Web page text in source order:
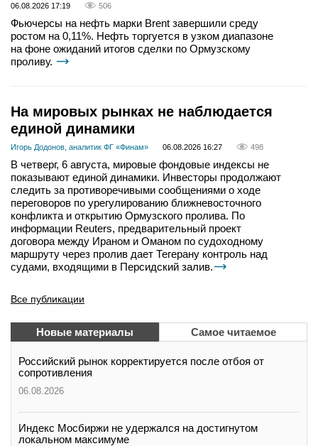
06.08.2026 17:19
506
Фьючерсы на нефть марки Brent завершили среду
ростом на 0,11%. Нефть торгуется в узком диапазоне
на фоне ожиданий итогов сделки по Ормузскому
проливу.
На мировых рынках не наблюдается
единой динамики
Игорь Додонов, аналитик ФГ «Финам» 06.08.2026 16:27 498
В четверг, 6 августа, мировые фондовые индексы не
показывают единой динамики. Инвесторы продолжают
следить за противоречивыми сообщениями о ходе
переговоров по урегулированию ближневосточного
конфликта и открытию Ормузского пролива. По
информации Reuters, предварительный проект
договора между Ираном и Оманом по судоходному
маршруту через пролив дает Тегерану контроль над
судами, входящими в Персидский залив.
Все публикации
Новые материалы Самое читаемое
Российский рынок корректируется после отбоя от
сопротивления
06.08.2026
Индекс Мосбиржи не удержался на достигнутом
локальном максимуме